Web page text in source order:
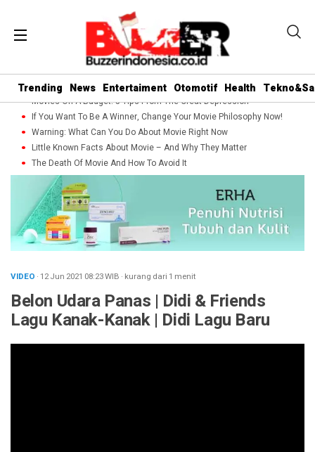
Trending News Entertaiment Otomotif Health
Movies On A Budget: 5 Tips From The Great Depression
If You Want To Be A Winner, Change Your Movie Philosophy Now!
Warning: What Can You Do About Movie Right Now
Little Known Facts About Movie – And Why They Matter
The Death Of Movie And How To Avoid It
VIDEO · 12 Jun 2021 08:23WIB · kurang dari 1 menit
Belon Udara Panas | Didi & Friends
Lagu Kanak-Kanak | Didi Lagu Baru